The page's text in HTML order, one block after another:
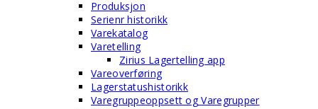
Produksjon
Serienr historikk
Varekatalog
Varetelling
Zirius Lagertelling app
Vareoverføring
Lagerstatushistorikk
Varegruppeoppsett og Varegrupper